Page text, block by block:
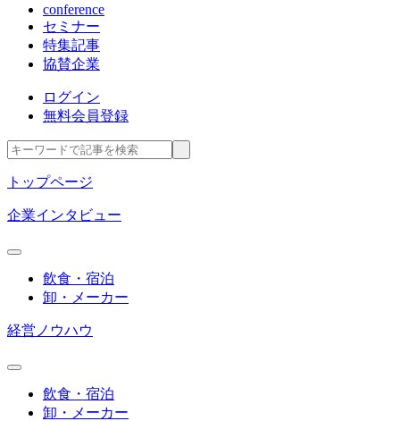
conference
セミナー
特集記事
協賛企業
ログイン
無料会員登録
トップページ
企業インタビュー
飲食・宿泊
卸・メーカー
経営ノウハウ
飲食・宿泊
卸・メーカー